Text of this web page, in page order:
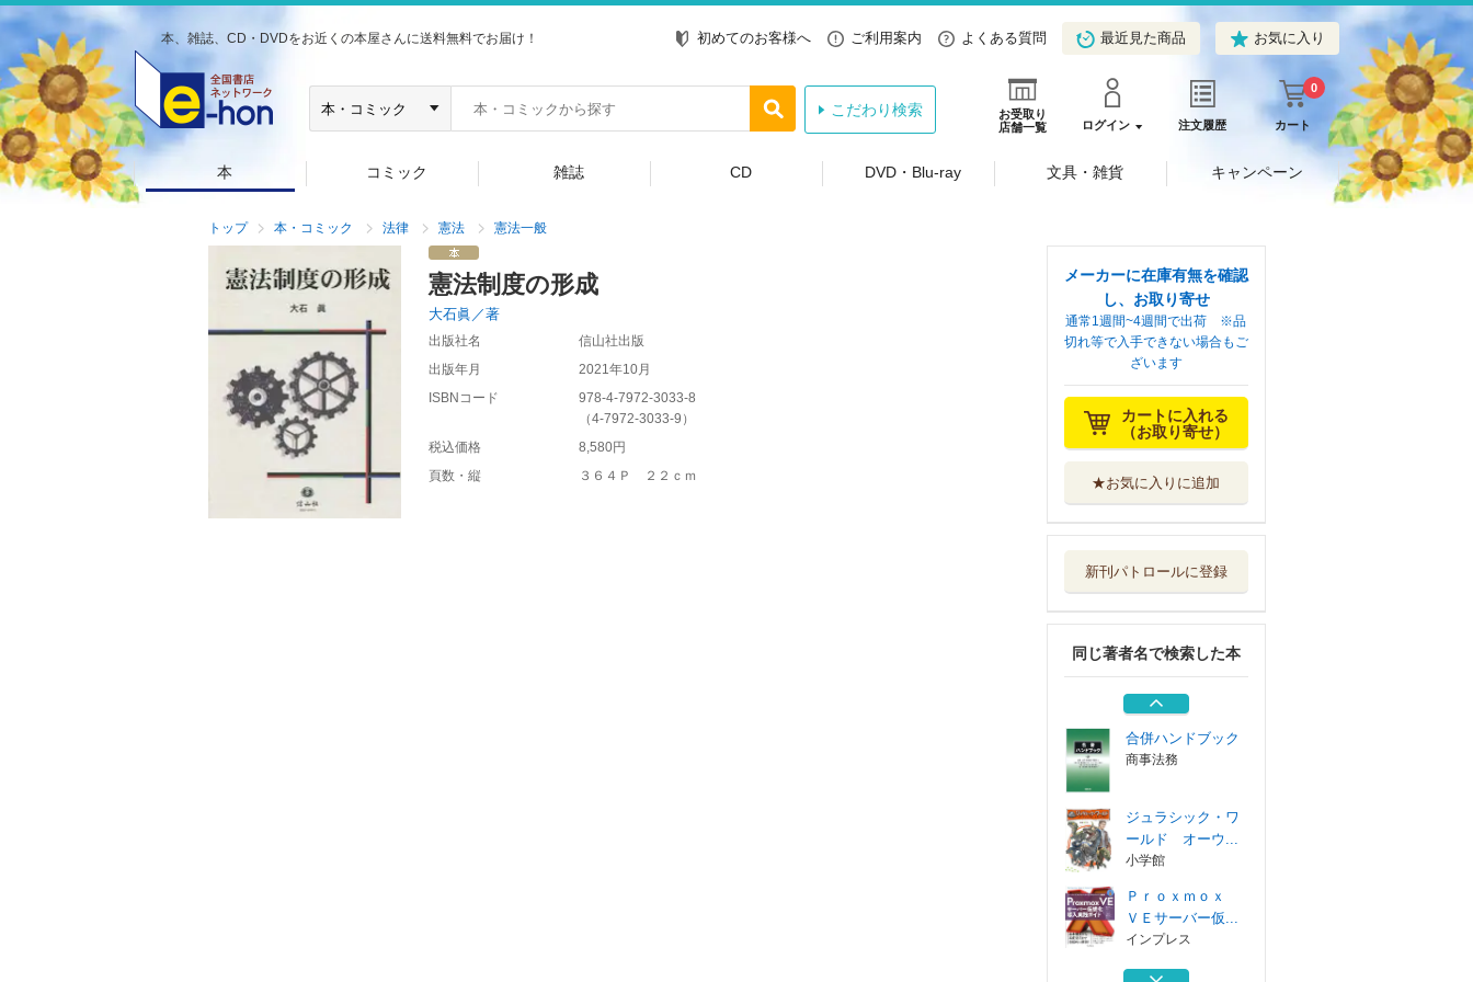
本、雑誌、CD・DVDをお近くの本屋さんに送料無料でお届け！ 初めてのお客様へ ご利用案内 よくある質問 最近見た商品 お気に入り
お受取り
店舗一覧
ログイン 注文履歴 カート
0
こだわり検索
本 コミック 雑誌 CD DVD・Blu-ray 文具・雑貨 キャンペーン
トップ 本・コミック 法律 憲法 憲法一般
憲法制度の形成
大石眞／著
出版社名
信山社出版
出版年月
2021年10月
ISBNコード
978-4-7972-3033-8
（4-7972-3033-9 ）
税込価格
8,580円
頁数・縦
３６４Ｐ ２２ｃｍ
メーカーに在庫有無を確認
し、お取り寄せ
通常1週間~4週間で出荷 ※品
切れ等で入手できない場合もご
ざいます
カートに入れる
（お取り寄せ）
★お気に入りに追加
新刊パトロールに登録
同じ著者名で検索した本
Ｐｒｏｘｍｏｘ
ＶＥサーバー仮...
井上毅 大僚を動
ミネルヴァ書房
日本と世界の墓地
埋葬法制
信山社
合併ハンドブック
商事法務
ジュラシック・ワ
ールド オーウ...
小学館
Ｐｒｏｘｍｏｘ
ＶＥサーバー仮...
インプレス
井上毅 大僚を動